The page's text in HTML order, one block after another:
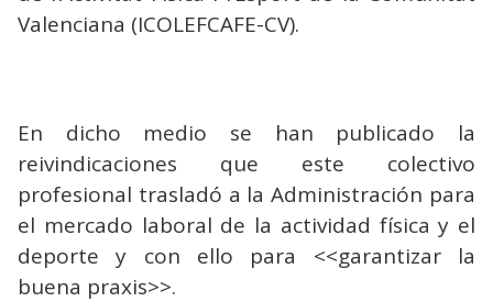
Valenciana (ICOLEFCAFE-CV).
En dicho medio se han publicado la
reivindicaciones que este colectivo
profesional trasladó a la Administración para
el mercado laboral de la actividad física y el
deporte y con ello para <<garantizar la
buena praxis>>.